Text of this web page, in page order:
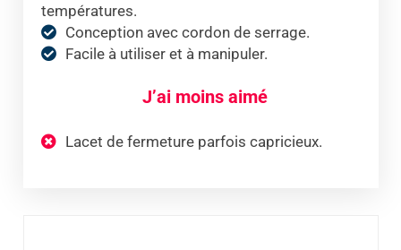
températures.
Conception avec cordon de serrage.
Facile à utiliser et à manipuler.
J’ai moins aimé
Lacet de fermeture parfois capricieux.